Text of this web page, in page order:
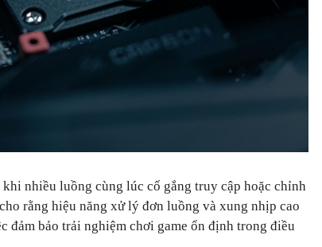
nhiều luồng cùng lúc cố gắng truy cập hoặc chỉnh
rằng hiệu năng xử lý đơn luồng và xung nhịp cao
đảm bảo trải nghiệm chơi game ổn định trong điều